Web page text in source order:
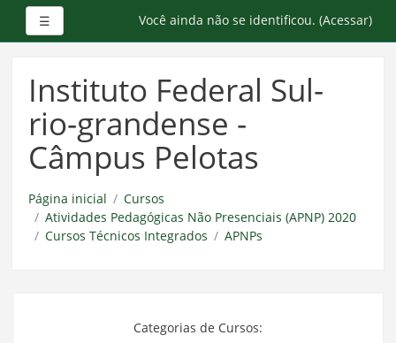
conteúdo
principal
☰ Você ainda não se identificou. (Acessar)
Instituto Federal Sul-
rio-grandense -
Câmpus Pelotas
Página inicial
Cursos
Atividades Pedagógicas Não Presenciais (APNP) 2020
Cursos Técnicos Integrados
APNPs
Categorias de Cursos: